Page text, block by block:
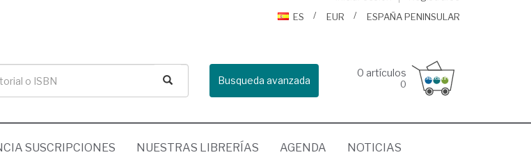
ES
EUR ESPAÑA PENINSULAR
Busqueda avanzada
0 artículos
0
SUSCRIPCIONES NUESTRAS LIBRERÍAS AGENDA NOTICIAS